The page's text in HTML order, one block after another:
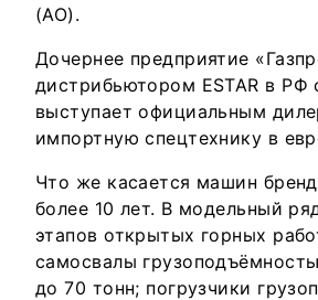
(АО).
Дочернее предприятие
дистрибьютором ESTAR в
выступает официальным
импортную спецтехнику в
Что же касается машин
более 10 лет. В модельный
этапов открытых горных
самосвалы
до 70 тонн; погрузчики